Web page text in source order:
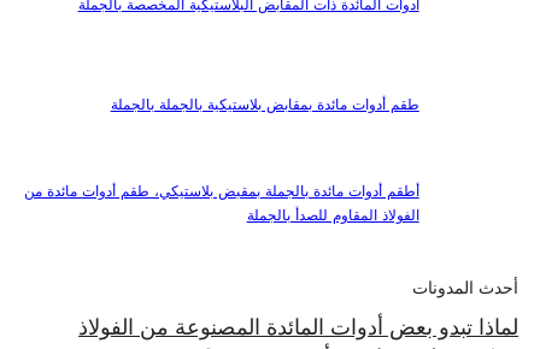
أدوات المائدة ذات المقابض البلاستيكية المخصصة بالجملة
طقم أدوات مائدة بمقابض بلاستيكية بالجملة بالجملة
أطقم أدوات مائدة بالجملة بمقبض بلاستيكي، طقم أدوات مائدة من
الفولاذ المقاوم للصدأ بالجملة
أحدث المدونات
لماذا تبدو بعض أدوات المائدة المصنوعة من الفولاذ